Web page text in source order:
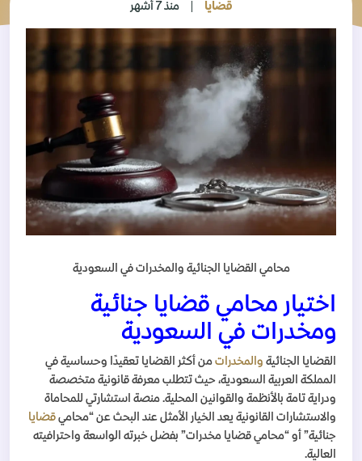
قضايا منذ 7 أشهر
محامي القضايا الجنائية والمخدرات في السعودية
اختيار محامي قضايا جنائية
ومخدرات في السعودية
القضايا الجنائية والمخدرات من أكثر القضايا تعقيدًا وحساسية في
المملكة العربية السعودية، حيث تتطلب معرفة قانونية متخصصة
ودراية تامة بالأنظمة والقوانين المحلية. منصة استشارتي للمحاماة
والاستشارات القانونية يعد الخيار الأمثل عند البحث عن “محامي قضايا
جنائية” أو “محامي قضايا مخدرات” بفضل خبرته الواسعة واحترافيته
العالية.